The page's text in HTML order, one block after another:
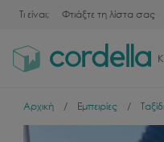
Τι είναι; Φτιάξτε τη λίστα σας
Αρχική Εμπειρίες